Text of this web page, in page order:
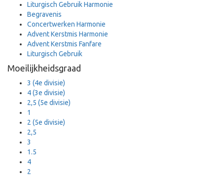
Liturgisch Gebruik Harmonie
Begravenis
Concertwerken Harmonie
Advent Kerstmis Harmonie
Advent Kerstmis Fanfare
Liturgisch Gebruik
Moeilijkheidsgraad
3 (4e divisie)
4 (3e divisie)
2,5 (5e divisie)
1
2 (5e divisie)
2,5
3
1.5
4
2